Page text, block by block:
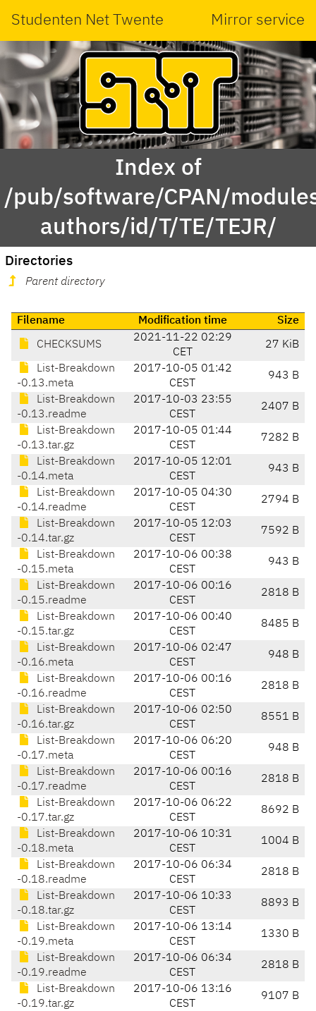
Studenten Net Twente Mirror service
Index of
/pub/software/CPAN/
authors/id/T/TE/TEJR/
Directories
Parent directory
Filename Modification time Size
CHECKSUMS
2021-11-22 02:29
CET
27 KiB
List-Breakdown
-0.13.meta
2017-10-05 01:42
CEST
943 B
List-Breakdown
-0.13.readme
2017-10-03 23:55
CEST
2407 B
List-Breakdown
-0.13.tar.gz
2017-10-05 01:44
CEST
7282 B
List-Breakdown
-0.14.meta
2017-10-05 12:01
CEST
943 B
List-Breakdown
-0.14.readme
2017-10-05 04:30
CEST
2794 B
List-Breakdown
-0.14.tar.gz
2017-10-05 12:03
CEST
7592 B
List-Breakdown
-0.15.meta
2017-10-06 00:38
CEST
943 B
List-Breakdown
-0.15.readme
2017-10-06 00:16
CEST
2818 B
List-Breakdown
-0.15.tar.gz
2017-10-06 00:40
CEST
8485 B
List-Breakdown
-0.16.meta
2017-10-06 02:47
CEST
948 B
List-Breakdown
-0.16.readme
2017-10-06 00:16
CEST
2818 B
List-Breakdown
-0.16.tar.gz
2017-10-06 02:50
CEST
8551 B
List-Breakdown
-0.17.meta
2017-10-06 06:20
CEST
948 B
List-Breakdown
-0.17.readme
2017-10-06 00:16
CEST
2818 B
List-Breakdown
-0.17.tar.gz
2017-10-06 06:22
CEST
8692 B
List-Breakdown
-0.18.meta
2017-10-06 10:31
CEST
1004 B
List-Breakdown
-0.18.readme
2017-10-06 06:34
CEST
2818 B
List-Breakdown
-0.18.tar.gz
2017-10-06 10:33
CEST
8893 B
List-Breakdown
-0.19.meta
2017-10-06 13:14
CEST
1330 B
List-Breakdown
-0.19.readme
2017-10-06 06:34
CEST
2818 B
List-Breakdown
-0.19.tar.gz
2017-10-06 13:16
CEST
9107 B